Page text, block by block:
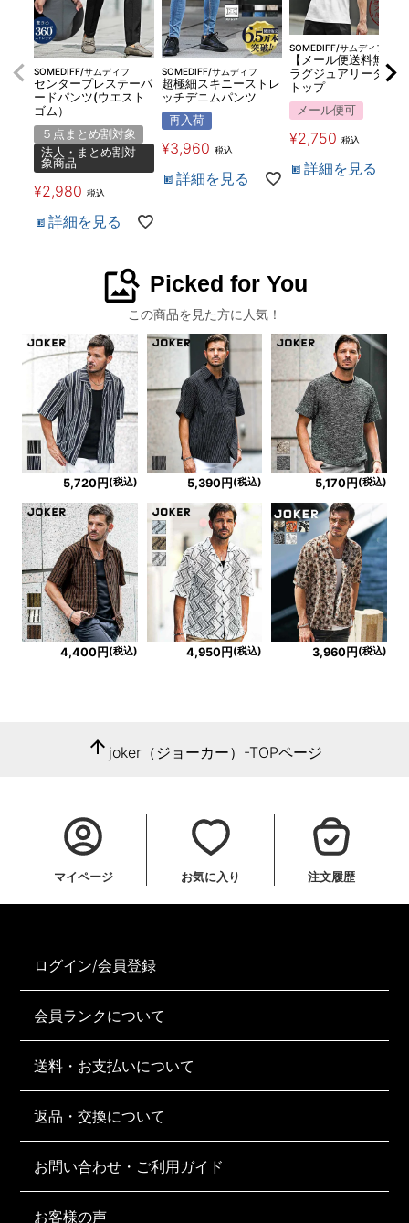
SOMEDIFF/サムディフ
センタープレステーパ
ードパンツ(ウエスト
ゴム）
５点まとめ割対象
法人・まとめ割対
象商品
¥2,980 税込
詳細を見る
SOMEDIFF/サムディフ
超極細スキニーストレ
ッチデニムパンツ
再入荷
¥3,960 税込
詳細を見る
SOMEDIFF/サムディフ
【メール便送料無料】
ラグジュアリータンク
トップ
メール便可
¥2,750 税込
詳細を見る
image_search Picked for You
この商品を見た方に人気！
5,720円 (税込) 5,390円 (税込) 5,170円 (税込)
4,400円 (税込) 4,950円 (税込) 3,960円 (税込)
arrow_upward joker（ジョーカー）-TOPページ
マイページ お気に入り 注文履歴
ログイン/会員登録
会員ランクについて
送料・お支払いについて
返品・交換について
お問い合わせ・ご利用ガイド
お客様の声